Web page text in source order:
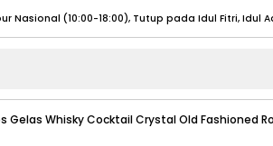
- Minggu (08:00 - 20:00), Tutup pada Idul Fitri
Libur Nasional (08:00 - 17:00) Selengkapnya
Gelas Whisky Cocktail Crystal Old Fashioned